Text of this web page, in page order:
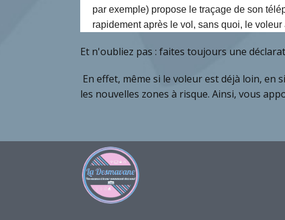
par exemple) propose le traçage de son
rapidement après le vol, sans quoi, le
Et n'oubliez pas : faites toujours une
En effet, même si le voleur est déjà loin, en
les nouvelles zones à risque. Ainsi, vous